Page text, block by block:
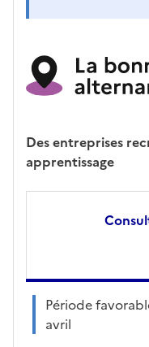
Des entreprises
apprentissage
Période
avril